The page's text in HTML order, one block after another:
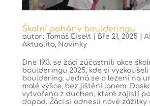
Školní pohár v boulderingu
autor: Tomáš Eiselt Bře 21, 2025
Aktualita, Novinky
Dne 19.3. se žáci zúčastnili akce
boulderingu 2025, kde si
bouldering. Jedná se o lezení na
malé výšce, bez jištění lanem.
vytvořeno z duchen, které zajistí
dopad. Žáci si odnesli nové zážitky